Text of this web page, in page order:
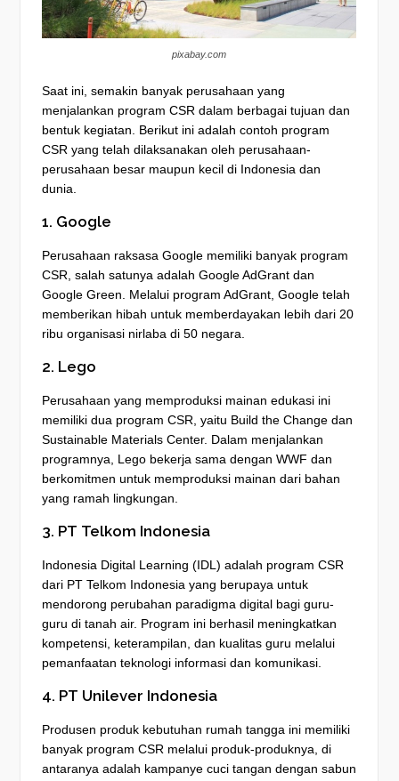
pixabay.com
Saat ini, semakin banyak perusahaan yang
menjalankan program CSR dalam berbagai tujuan dan
bentuk kegiatan. Berikut ini adalah contoh program
CSR yang telah dilaksanakan oleh perusahaan-
perusahaan besar maupun kecil di Indonesia dan
dunia.
1. Google
Perusahaan raksasa Google memiliki banyak program
CSR, salah satunya adalah Google AdGrant dan
Google Green. Melalui program AdGrant, Google telah
memberikan hibah untuk memberdayakan lebih dari 20
ribu organisasi nirlaba di 50 negara.
2. Lego
Perusahaan yang memproduksi mainan edukasi ini
memiliki dua program CSR, yaitu Build the Change dan
Sustainable Materials Center. Dalam menjalankan
programnya, Lego bekerja sama dengan WWF dan
berkomitmen untuk memproduksi mainan dari bahan
yang ramah lingkungan.
3. PT Telkom Indonesia
Indonesia Digital Learning (IDL) adalah program CSR
dari PT Telkom Indonesia yang berupaya untuk
mendorong perubahan paradigma digital bagi guru-
guru di tanah air. Program ini berhasil meningkatkan
kompetensi, keterampilan, dan kualitas guru melalui
pemanfaatan teknologi informasi dan komunikasi.
4. PT Unilever Indonesia
Produsen produk kebutuhan rumah tangga ini memiliki
banyak program CSR melalui produk-produknya, di
antaranya adalah kampanye cuci tangan dengan sabun